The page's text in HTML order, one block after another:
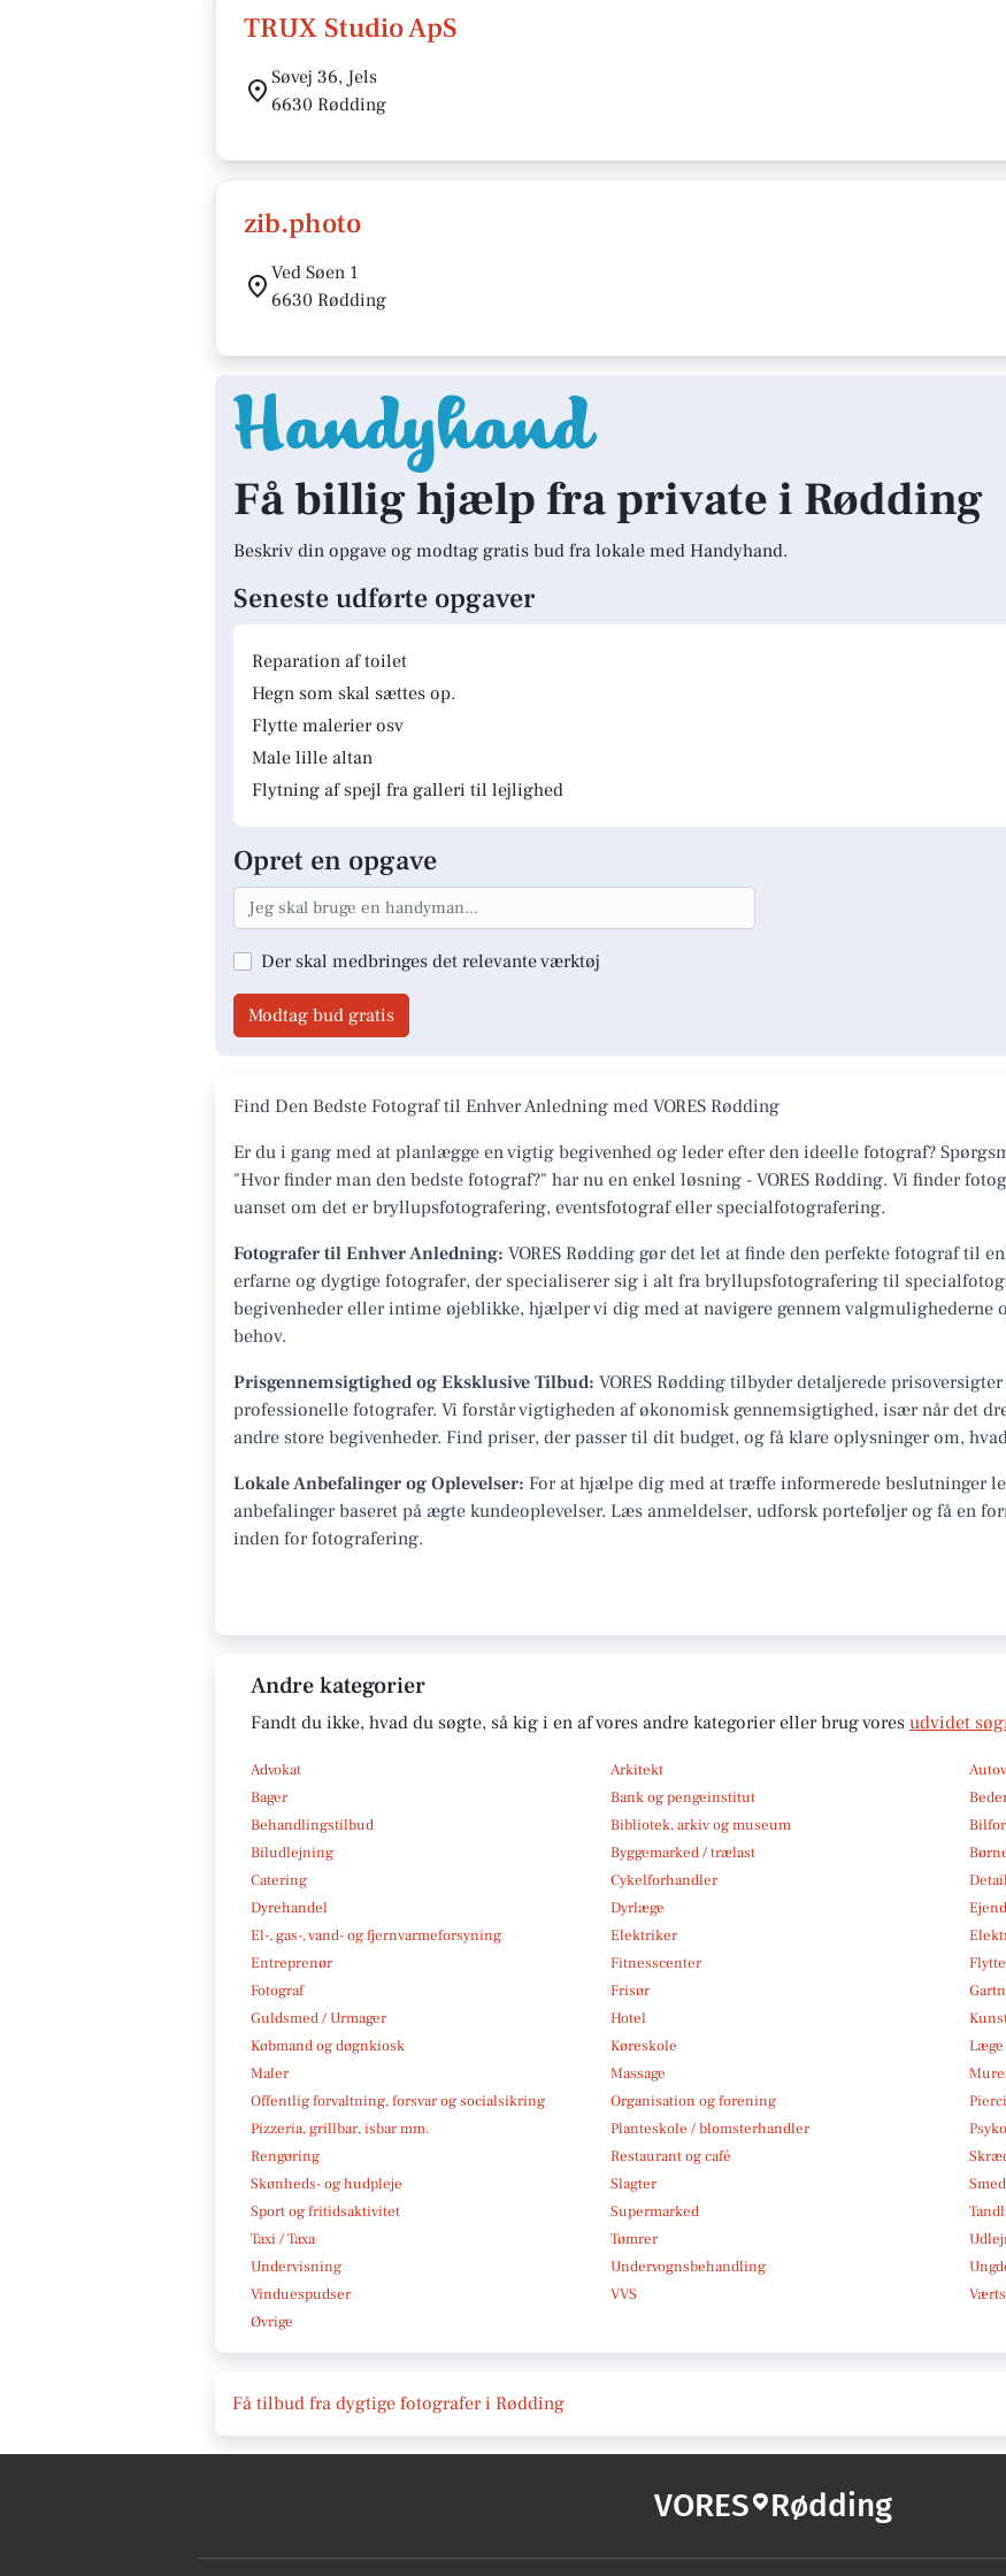
TRUX Studio ApS
Søvej 36, Jels
6630 Rødding
zib.photo
Ved Søen 1
6630 Rødding
Få billig hjælp fra private i Rødding
Beskriv din opgave og modtag gratis bud fra lokale med Handyhand.
Seneste udførte opgaver
Reparation af toilet
Hegn som skal sættes op.
Flytte malerier osv
Male lille altan
Flytning af spejl fra galleri til lejlighed
Opret en opgave
Der skal medbringes det relevante værktøj
Modtag bud gratis
Find Den Bedste Fotograf til Enhver Anledning med VORES Rødding
Er du i gang med at planlægge en vigtig begivenhed og leder efter den ideelle fotograf?
"Hvor finder man den bedste fotograf?" har nu en enkel løsning - VORES Rødding. Vi finder
uanset om det er bryllupsfotografering, eventsfotograf eller specialfotografering.
Fotografer til Enhver Anledning: VORES Rødding gør det let at finde den perfekte fotograf til
erfarne og dygtige fotografer, der specialiserer sig i alt fra bryllupsfotografering til
begivenheder eller intime øjeblikke, hjælper vi dig med at navigere gennem
behov.
Prisgennemsigtighed og Eksklusive Tilbud: VORES Rødding tilbyder detaljerede
professionelle fotografer. Vi forstår vigtigheden af økonomisk gennemsigtighed, især når det
andre store begivenheder. Find priser, der passer til dit budget, og få klare oplysninger om,
Lokale Anbefalinger og Oplevelser: For at hjælpe dig med at træffe informerede beslutninger
anbefalinger baseret på ægte kundeoplevelser. Læs anmeldelser, udforsk porteføljer og få en
inden for fotografering.
Andre kategorier
Fandt du ikke, hvad du søgte, så kig i en af vores andre kategorier eller brug vores udvidet
Advokat Arkitekt
Bager
Bank og pengeinstitut
Behandlingstilbud
Bibliotek, arkiv og museum
Biludlejning
Byggemarked / trælast
Catering
Cykelforhandler
Dyrehandel
Dyrlæge
El-, gas-, vand- og fjernvarmeforsyning
Elektriker
Entreprenør
Fitnesscenter
Fotograf
Frisør
Guldsmed / Urmager
Hotel
Købmand og døgnkiosk
Køreskole
Læge
Maler
Massage
Offentlig forvaltning, forsvar og socialsikring
Organisation og forening
Pizzeria, grillbar, isbar mm.
Planteskole / blomsterhandler
Rengøring
Restaurant og café
Skønheds- og hudpleje
Slagter
Smed
Sport og fritidsaktivitet
Supermarked
Taxi / Taxa
Tømrer
Undervisning
Undervognsbehandling
Vinduespudser
VVS
Øvrige
Få tilbud fra dygtige fotografer i Rødding
VORES Rødding